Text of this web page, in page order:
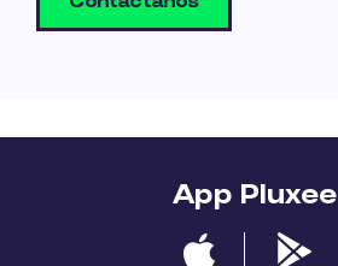
App Pluxee